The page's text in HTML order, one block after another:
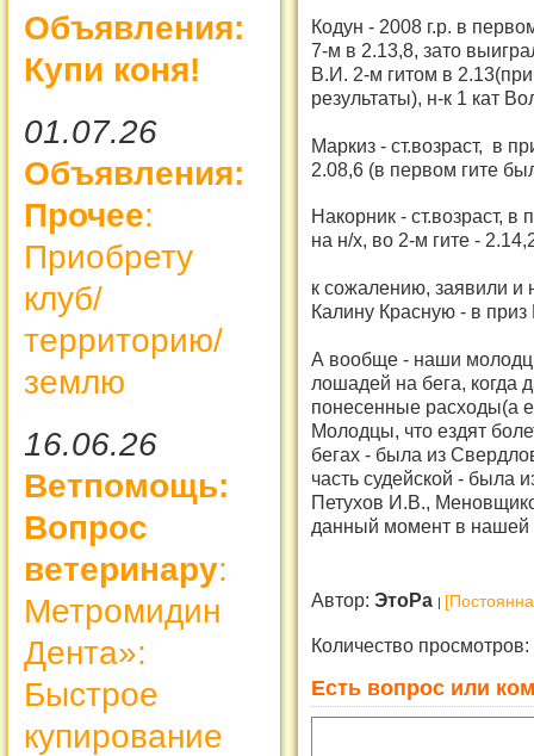
Объявления:
Купи коня!
01.07.26
Объявления:
Прочее:
Приобрету
клуб/
территорию/
землю
16.06.26
Ветпомощь:
Вопрос
ветеринару:
Метромидин
Дента»:
Быстрое
купирование
Кодун - 2008 г.р. в
7-м в 2.13,8, зато
В.И. 2-м гитом в
результаты), н-к 1 кат
Маркиз - ст.возраст, в
2.08,6 (в первом гите
Накорник - ст.возраст,
на н/х, во 2-м гите -
к сожалению, заявили и
Калину Красную - в
А вообще - наши
лошадей на бега,
понесенные расходы(а
Молодцы, что ездят
бегах - была из
часть судейской - была
Петухов И.В.,
данный момент в нашей
Автор: ЭтоРа
Количество просмотров:
Есть вопрос или